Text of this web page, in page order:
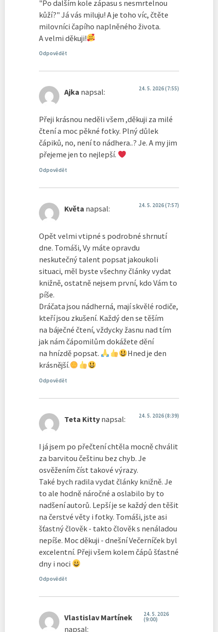
"Po dalším kole zápasu s nesmrtelnou
kůží?" Já vás miluju! A je toho víc, čtěte
milovníci čapího naplněného života.
A velmi děkuji!
Odpovědět
Ajka napsal: 24. 5. 2026 (7:55)
Přeji krásnou neděli všem ,děkuji za milé
čtení a moc pěkné fotky. Plný důlek
čápiků, no, není to nádhera..? Je. A my jim
přejeme jen to nejlepší.
Odpovědět
Květa napsal: 24. 5. 2026 (7:57)
Opět velmi vtipné s podrobné shrnutí
dne. Tomáši, Vy máte opravdu
neskutečný talent popsat jakoukoli
situaci, měl byste všechny články vydat
knižně, ostatně nejsem první, kdo Vám to
píše.
Dráčata jsou nádherná, mají skvělé rodiče,
kteří jsou zkušení. Každý den se těším
na báječné čtení, vždycky žasnu nad tím
jak nám čápomilům dokážete dění
na hnízdě popsat.
Hned je den
krásnější.
Odpovědět
Teta Kitty napsal: 24. 5. 2026 (8:39)
I já jsem po přečtení chtěla mocně chválit
za barvitou češtinu bez chyb. Je
osvěžením číst takové výrazy.
Také bych radila vydat články knižně. Je
to ale hodně náročné a oslabilo by to
nadšení autorů. Lepší je se každý den těšit
na čerstvé věty i fotky. Tomáši, jste asi
šťastný člověk - takto člověk s nenáladou
nepíše. Moc děkuji - dnešní Večerníček byl
excelentní. Přeji všem kolem čápů šťastné
dny i noci
Odpovědět
Vlastislav Martínek
napsal:
24. 5. 2026
(9:00)